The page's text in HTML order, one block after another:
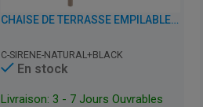
CHAISE DE TERRASSE EMPILABLE AVEC ACCOUDOIRS - SIRENE - PLASTIQUE
C-SIRENE-NATURAL+BLACK
En stock
Livraison: 3 - 7 Jours Ouvrables